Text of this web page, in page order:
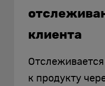
клиента
к продукту